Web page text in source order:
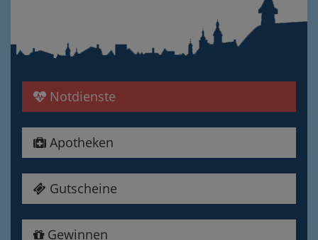
Notdienste
Apotheken
Gutscheine
Gewinnen